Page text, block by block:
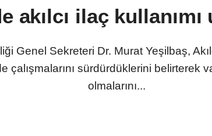
akılcı ilaç
Genel Sekreteri Dr. Murat Yeşilbaş,
çalışmalarını sürdürdüklerini belirterek
olmalarını...